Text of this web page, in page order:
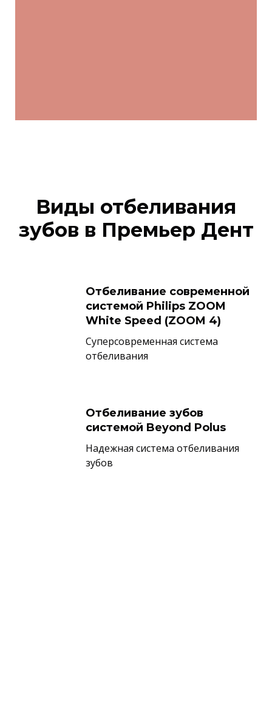
Виды отбеливания
зубов в Премьер Дент
Отбеливание современной
системой Philips ZOOM
White Speed (ZOOM 4)
Суперсовременная система
отбеливания
Отбеливание зубов
системой Beyond Polus
Надежная система отбеливания
зубов